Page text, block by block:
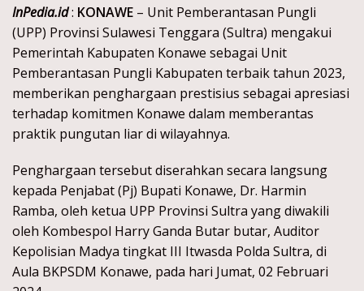
InPedia.id: KONAWE – Unit Pemberantasan Pungli
(UPP) Provinsi Sulawesi Tenggara (Sultra) mengakui
Pemerintah Kabupaten Konawe sebagai Unit
Pemberantasan Pungli Kabupaten terbaik tahun 2023,
memberikan penghargaan prestisius sebagai apresiasi
terhadap komitmen Konawe dalam memberantas
praktik pungutan liar di wilayahnya.
Penghargaan tersebut diserahkan secara langsung
kepada Penjabat (Pj) Bupati Konawe, Dr. Harmin
Ramba, oleh ketua UPP Provinsi Sultra yang diwakili
oleh Kombespol Harry Ganda Butar butar, Auditor
Kepolisian Madya tingkat III Itwasda Polda Sultra, di
Aula BKPSDM Konawe, pada hari Jumat, 02 Februari